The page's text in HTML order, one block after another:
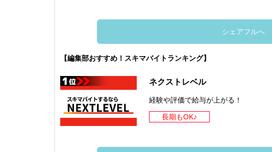
シェアフルへ
【編集部おすすめ！スキマバイトランキング】
ネクストレベル
経験や評価で給与が上がる！
長期もOK♪